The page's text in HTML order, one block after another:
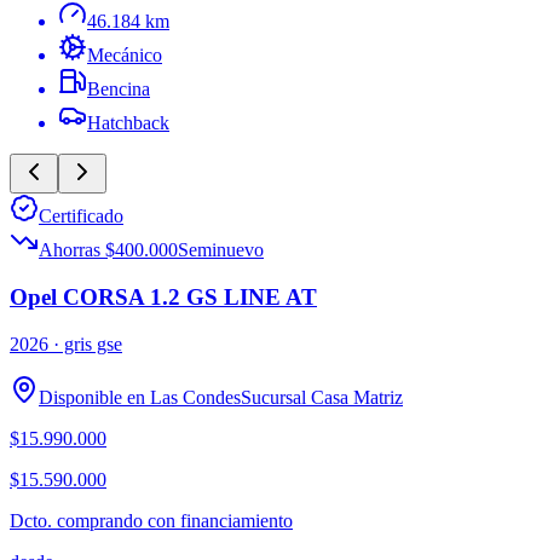
46.184 km
Mecánico
Bencina
Hatchback
Certificado
Ahorras $400.000Seminuevo
Opel CORSA 1.2 GS LINE AT
2026 · gris gse
Disponible en Las CondesSucursal Casa Matriz
$15.990.000
$15.590.000
Dcto. comprando con financiamiento